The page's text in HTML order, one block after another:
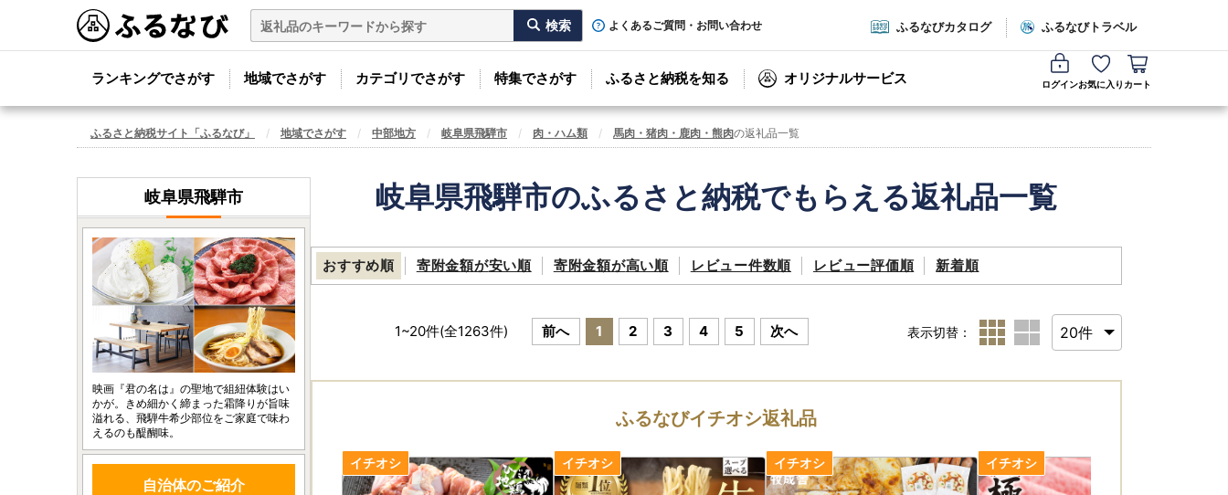
よくあるご質問・お問い合わせ ふるなびカタログ ふるなびトラベル
ランキングでさがす 地域でさがす カテゴリでさがす 特集でさがす ふるさと納税を知る オリジナルサービス ログインお気に入り カート
ふるさと納税サイト「ふるなび」 地域でさがす 中部地方 岐阜県飛騨市 肉・ハム類 馬肉・猪肉・鹿肉・熊肉の返礼品一覧
岐阜県飛騨市のふるさと納税でもらえる返礼品一覧
おすすめ順 寄附金額が安い順 寄附金額が高い順 レビュー件数順 レビュー評価順 新着順
1~20件(全1263件) 前へ 1 2 3 4 5 次へ 表示切替：
ふるなびイチオシ返礼品
岐阜県飛騨市
映画『君の名は』の聖地で組紐体験はい
かが。きめ細かく締まった霜降りが旨味
溢れる、飛騨牛希少部位をご家庭で味わ
えるのも醍醐味。
自治体のご紹介